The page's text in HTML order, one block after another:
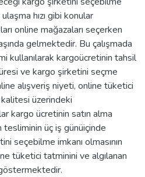
hızı gibi konular
online mağazaları seçerken
gelmektedir. Bu çalışmada
kullanılarak kargoücretinin tahsil
ve kargo şirketini seçme
alışveriş niyeti, online tüketici
üzerindeki
kargo ücretinin satın alma
tesliminin üç iş günüiçinde
seçebilme imkanı olmasının
tüketici tatminini ve algılanan